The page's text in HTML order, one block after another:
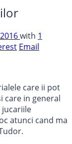
with 1
Email
care ii pot
care in general
atunci cand ma